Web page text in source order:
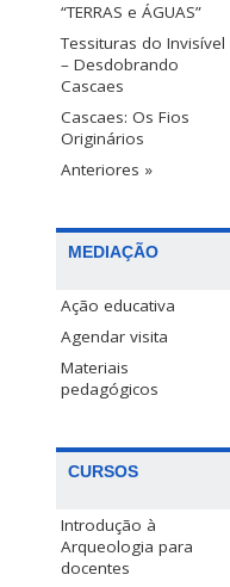
“TERRAS e ÁGUAS”
Tessituras do Invisível
– Desdobrando
Cascaes
Cascaes: Os Fios
Originários
Anteriores »
MEDIAÇÃO
Ação educativa
Agendar visita
Materiais
pedagógicos
CURSOS
Introdução à
Arqueologia para
docentes